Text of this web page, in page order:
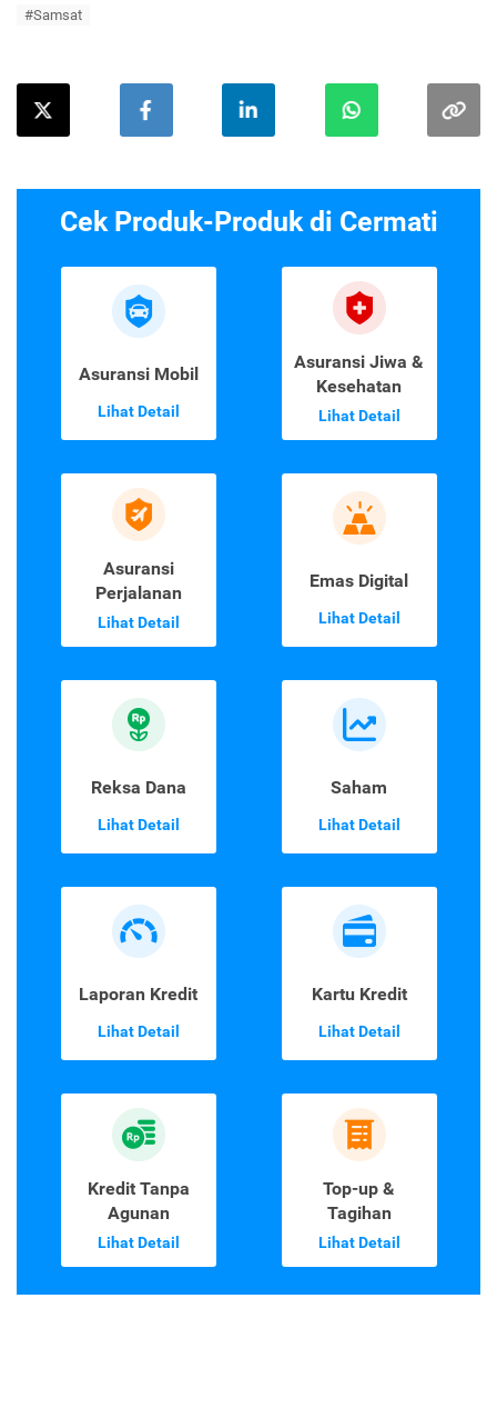
#Samsat
Cek Produk-Produk di Cermati
Asuransi Mobil
Lihat Detail
Asuransi Jiwa &
Kesehatan
Lihat Detail
Asuransi
Perjalanan
Lihat Detail
Emas Digital
Lihat Detail
Reksa Dana
Lihat Detail
Saham
Lihat Detail
Laporan Kredit
Lihat Detail
Kartu Kredit
Lihat Detail
Kredit Tanpa
Agunan
Lihat Detail
Top-up &
Tagihan
Lihat Detail